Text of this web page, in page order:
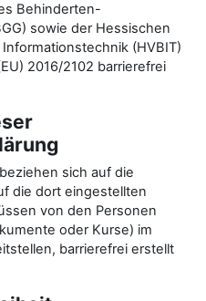
Behinderten-
sowie der Hessischen
(HVBIT)
2016/2102 barrierefrei
sich auf die
die dort eingestellten
von den Personen
oder Kurse) im
barrierefrei erstellt